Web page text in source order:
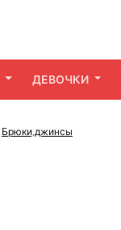
ДЕВОЧКИ
Брюки,джинсы